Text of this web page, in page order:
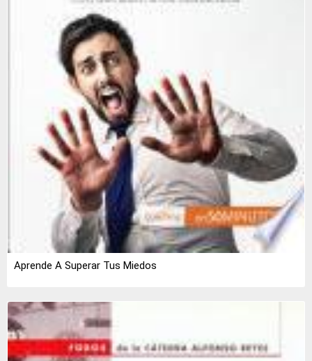
Aprende A Superar Tus Miedos